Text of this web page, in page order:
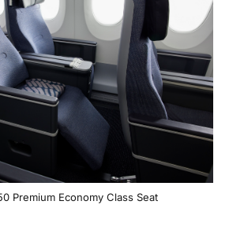
Premium Economy Class Seat